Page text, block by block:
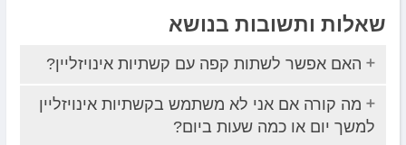
שאלות ותשובות בנושא
האם אפשר לשתות קפה עם קשתיות אינויזליין?
מה קורה אם אני לא משתמש בקשתיות אינויזליין
למשך יום או כמה שעות ביום?